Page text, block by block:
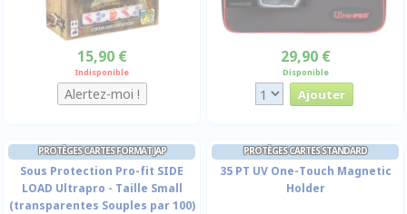
15,90 €
Indisponible
29,90 €
Disponible
PROTÈGES CARTES FORMAT JAP
Sous Protection Pro-fit SIDE
LOAD Ultrapro - Taille Small
(transparentes Souples par 100)
PROTÈGES CARTES STANDARD
35 PT UV One-Touch Magnetic
Holder